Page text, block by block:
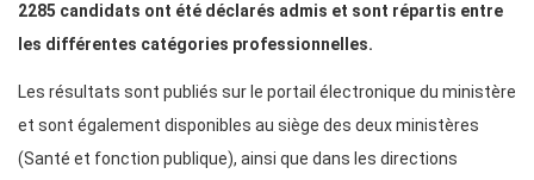
2285 candidats ont été déclarés admis et sont répartis entre
les différentes catégories professionnelles.
Les résultats sont publiés sur le portail électronique du ministère
et sont également disponibles au siège des deux ministères
(Santé et fonction publique), ainsi que dans les directions